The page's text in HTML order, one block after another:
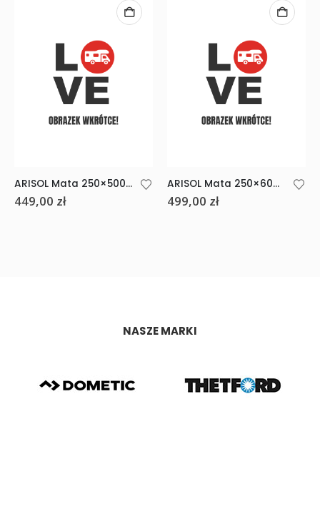
ARISOL Mata 250×500 szaro-niebieska Italia Venezia
449,00 zł
ARISOL Mata 250×600 szaro-niebieska Italia Venezia
499,00 zł
NASZE MARKI